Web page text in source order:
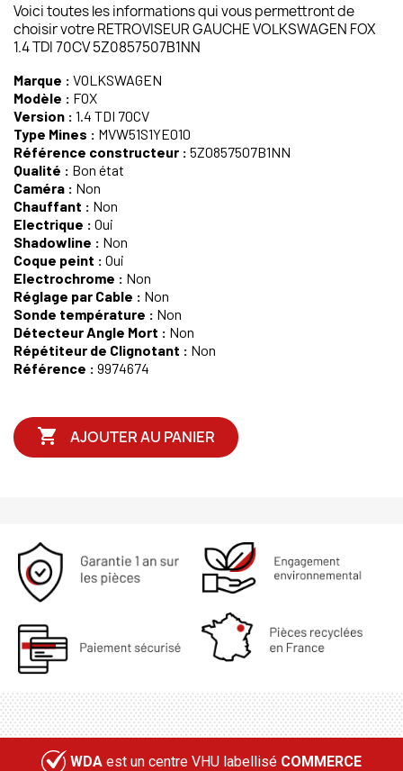
Voici toutes les informations qui vous permettront de
choisir votre RETROVISEUR GAUCHE VOLKSWAGEN FOX
1.4 TDI 70CV 5Z0857507B1NN
Marque : VOLKSWAGEN
Modèle : FOX
Version : 1.4 TDI 70CV
Type Mines : MVW51S1YE010
Référence constructeur : 5Z0857507B1NN
Qualité : Bon état
Caméra : Non
Chauffant : Non
Electrique : Oui
Shadowline : Non
Coque peint : Oui
Electrochrome : Non
Réglage par Cable : Non
Sonde température : Non
Détecteur Angle Mort : Non
Répétiteur de Clignotant : Non
Référence : 9974674
 AJOUTER AU PANIER
WDA est un centre VHU labellisé COMMERCE